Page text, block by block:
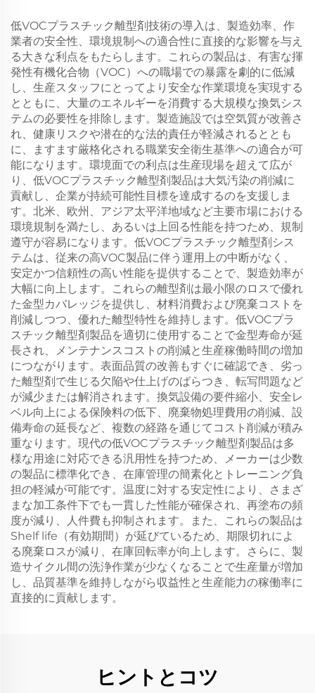
低VOCプラスチック離型剤技術の導入は、製造効率、作
業者の安全性、環境規制への適合性に直接的な影響を与え
る大きな利点をもたらします。これらの製品は、有害な揮
発性有機化合物（VOC）への職場での暴露を劇的に低減
し、生産スタッフにとってより安全な作業環境を実現する
とともに、大量のエネルギーを消費する大規模な換気シス
テムの必要性を排除します。製造施設では空気質が改善さ
れ、健康リスクや潜在的な法的責任が軽減されるととも
に、ますます厳格化される職業安全衛生基準への適合が可
能になります。環境面での利点は生産現場を超えて広が
り、低VOCプラスチック離型剤製品は大気汚染の削減に
貢献し、企業が持続可能性目標を達成するのを支援しま
す。北米、欧州、アジア太平洋地域など主要市場における
環境規制を満たし、あるいは上回る性能を持つため、規制
遵守が容易になります。低VOCプラスチック離型剤シス
テムは、従来の高VOC製品に伴う運用上の中断がなく、
安定かつ信頼性の高い性能を提供することで、製造効率が
大幅に向上します。これらの離型剤は最小限のロスで優れ
た金型カバレッジを提供し、材料消費および廃棄コストを
削減しつつ、優れた離型特性を維持します。低VOCプラ
スチック離型剤製品を適切に使用することで金型寿命が延
長され、メンテナンスコストの削減と生産稼働時間の増加
につながります。表面品質の改善もすぐに確認でき、劣っ
た離型剤で生じる欠陥や仕上げのばらつき、転写問題など
が減少または解消されます。換気設備の要件縮小、安全レ
ベル向上による保険料の低下、廃棄物処理費用の削減、設
備寿命の延長など、複数の経路を通じてコスト削減が積み
重なります。現代の低VOCプラスチック離型剤製品は多
様な用途に対応できる汎用性を持つため、メーカーは少数
の製品に標準化でき、在庫管理の簡素化とトレーニング負
担の軽減が可能です。温度に対する安定性により、さまざ
まな加工条件下でも一貫した性能が確保され、再塗布の頻
度が減り、人件費も抑制されます。また、これらの製品は
Shelf life（有効期間）が延びているため、期限切れによ
る廃棄ロスが減り、在庫回転率が向上します。さらに、製
造サイクル間の洗浄作業が少なくなることで生産量が増加
し、品質基準を維持しながら収益性と生産能力の稼働率に
直接的に貢献します。
ヒントとコツ